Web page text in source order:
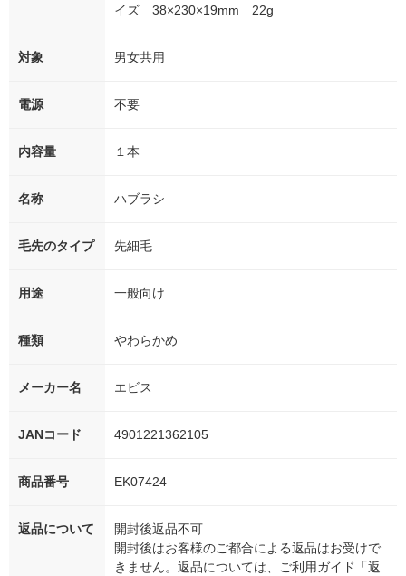
イズ 38×230×19mm 22g
対象 男女共用
電源 不要
内容量 １本
名称 ハブラシ
毛先のタイプ 先細毛
用途 一般向け
種類 やわらかめ
メーカー名 エビス
JANコード 4901221362105
商品番号 EK07424
返品について
開封後返品不可
開封後はお客様のご都合による返品はお受けで
きません。返品については、ご利用ガイド「返